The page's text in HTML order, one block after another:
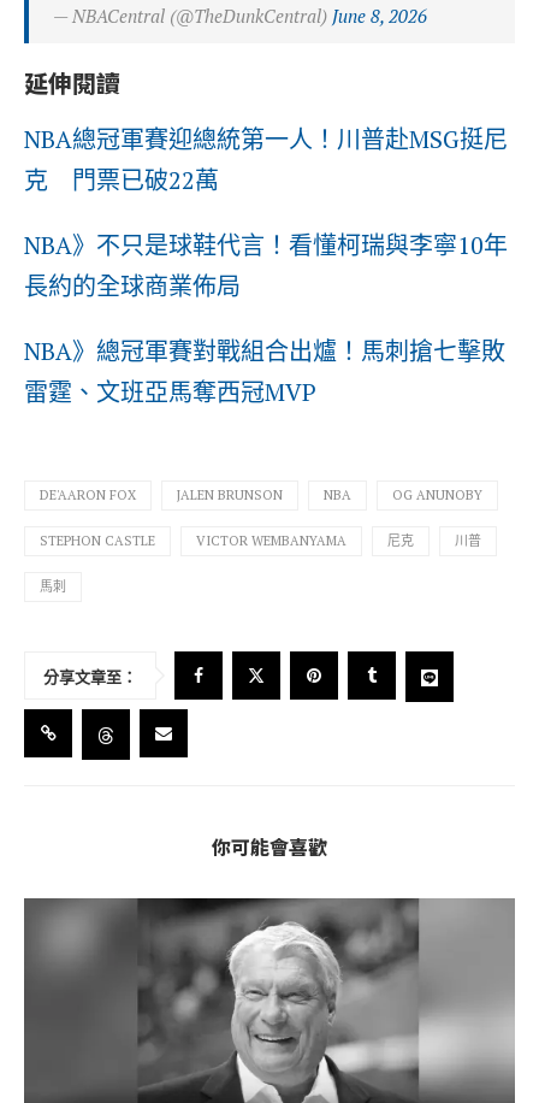
— NBACentral (@TheDunkCentral) June 8, 2026
延伸閱讀
NBA總冠軍賽迎總統第一人！川普赴MSG挺尼
克 門票已破22萬
NBA》不只是球鞋代言！看懂柯瑞與李寧10年
長約的全球商業佈局
NBA》總冠軍賽對戰組合出爐！馬刺搶七擊敗
雷霆、文班亞馬奪西冠MVP
DE'AARON FOX JALEN BRUNSON NBA OG ANUNOBY
STEPHON CASTLE VICTOR WEMBANYAMA 尼克 川普
馬刺
分享文章至：
你可能會喜歡